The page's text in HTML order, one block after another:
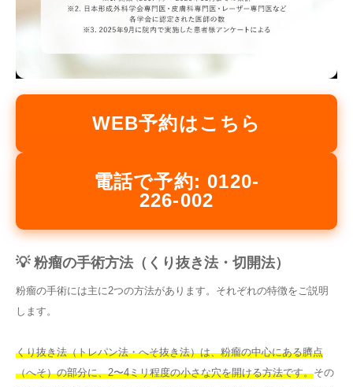
WEB予約はこちら
電話で予約: 0120-
226-002
💡 粉瘤の手術方法（くり抜き法・切開法）
粉瘤の手術には主に2つの方法があります。それぞれの特徴をご説明
します。
くり抜き法（トレパン法・へそ抜き法）は、粉瘤の中心にある臍点
（へそ）の部分に、2〜4ミリ程度の小さな穴を開ける方法です。その